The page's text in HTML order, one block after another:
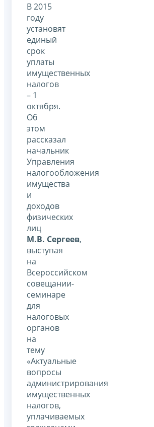
В 2015
году
установят
единый
срок
уплаты
имущественных
налогов
– 1
октября.
Об
этом
рассказал
начальник
Управления
налогообложения
имущества
и
доходов
физических
лиц
М.В. Сергеев,
выступая
на
Всероссийском
совещании-
семинаре
для
налоговых
органов
на
тему
«Актуальные
вопросы
администрирования
имущественных
налогов,
уплачиваемых